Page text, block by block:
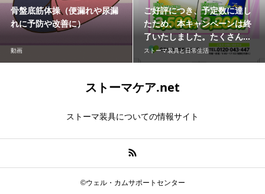
骨盤底筋体操（便漏れや尿漏
れに予防や改善に）
動画
ご好評につき、予定数に達し
たため、本キャンペーンは終
了いたしました。たくさん...
ストーマ装具と日常生活
ストーマケア.net
ストーマ装具についての情報サイト
©ウェル・カムサポートセンター